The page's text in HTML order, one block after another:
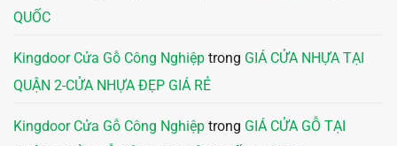
QUỐC
Kingdoor Cửa Gỗ Công Nghiệp trong GIÁ CỬA NHỰA TẠI
QUẬN 2-CỬA NHỰA ĐẸP GIÁ RẺ
Kingdoor Cửa Gỗ Công Nghiệp trong GIÁ CỬA GỖ TẠI